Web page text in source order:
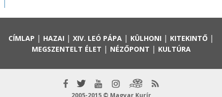
CÍMLAP | HAZAI | XIV. LEÓ PÁPA| KÜLHONI | KITEKINTŐ|
MEGSZENTELT ÉLET | NÉZŐPONT | KULTÚRA
2005-2015 © Magyar Kurír